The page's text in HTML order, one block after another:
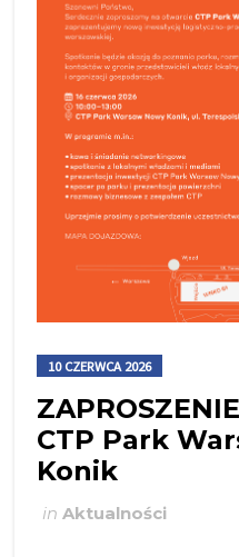
10 CZERWCA 2026
CTP Park
Konik
inAktualności